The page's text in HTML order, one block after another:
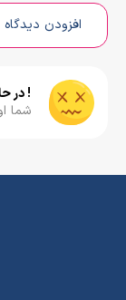
افزودن دیدگاه
! در
شما